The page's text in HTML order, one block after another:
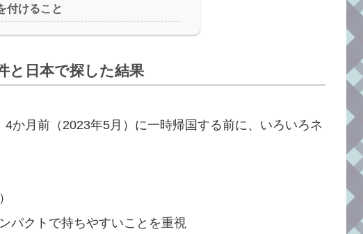
付けること
と日本で探した結果
か月前（2023年5月）に一時帰国する前に、いろいろネ
パクトで持ちやすいことを重視